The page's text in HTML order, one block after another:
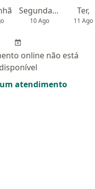
Segunda-feira
10 Ago
Ter,
11 Ago
online não está
disponível
atendimento